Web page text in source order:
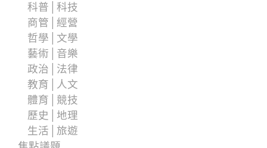
科普│科技
商管│經營
哲學│文學
藝術│音樂
政治│法律
教育│人文
體育│競技
歷史│地理
生活│旅遊